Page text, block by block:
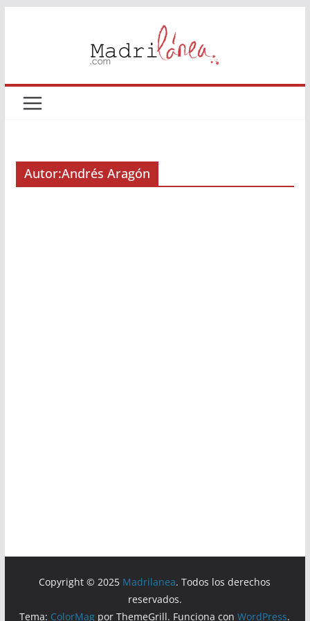
Autor:Andrés Aragón
Copyright © 2025 Madrilanea. Todos los derechos
reservados.
Tema: ColorMag por ThemeGrill. Funciona conWordPress.